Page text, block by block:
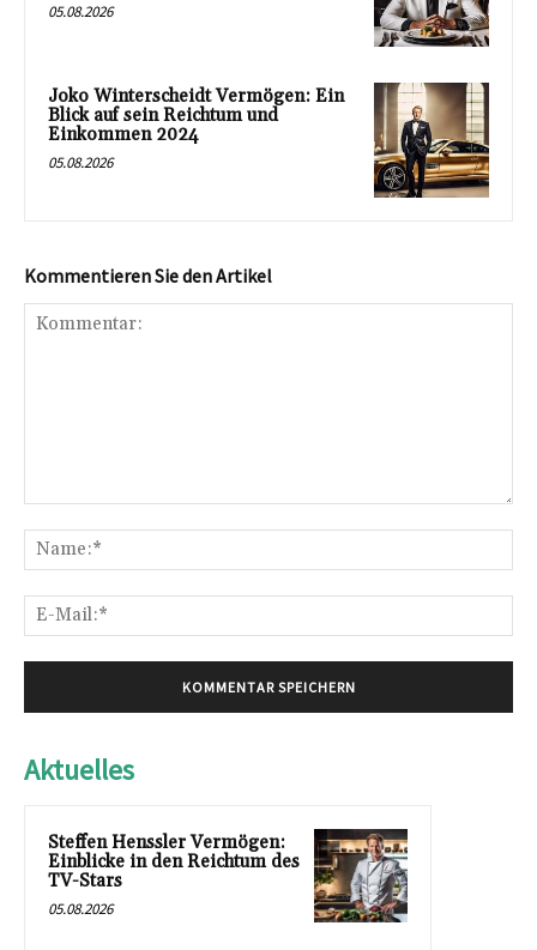
05.08.2026
Joko Winterscheidt Vermögen: Ein
Blick auf sein Reichtum und
Einkommen 2024
05.08.2026
Kommentieren Sie den Artikel
Aktuelles
Steffen Henssler Vermögen:
Einblicke in den Reichtum des
TV-Stars
05.08.2026